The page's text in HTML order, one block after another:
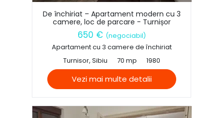
De închiriat – Apartament modern cu 3
camere, loc de parcare - Turnișor
650 € (negociabil)
Apartament cu 3 camere de închiriat
Turnisor, Sibiu
70 mp 1980
Vezi mai multe detalii